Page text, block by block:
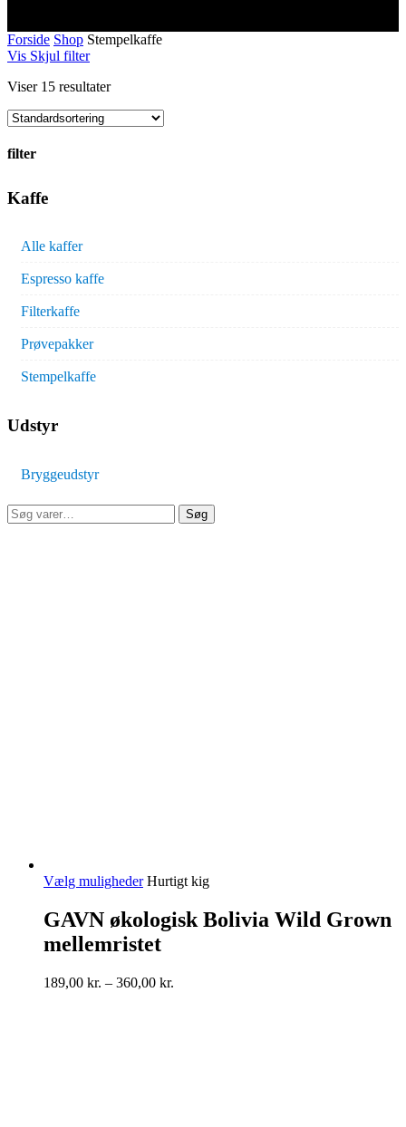
Forside Shop Stempelkaffe
Vis Skjul filter
Viser 15 resultater
filter
Close
Filters
Kaffe
Alle kaffer
Espresso kaffe
Filterkaffe
Prøvepakker
Stempelkaffe
Udstyr
Bryggeudstyr
Søg
efter:
Søg
Vælg muligheder Dette
har
flere
varianter.
kan
Hurtigt kig
GAVN økologisk Bolivia Wild Grown
mellemristet
189,00 kr. – 360,00 kr.